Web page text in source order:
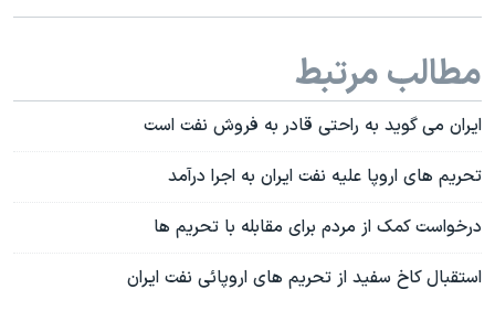
مطالب مرتبط
ایران می گوید به راحتی قادر به فروش نفت است
تحریم های اروپا علیه نفت ایران به اجرا درآمد
درخواست کمک از مردم برای مقابله با تحریم ها
استقبال کاخ سفید از تحریم های اروپائی نفت ایران